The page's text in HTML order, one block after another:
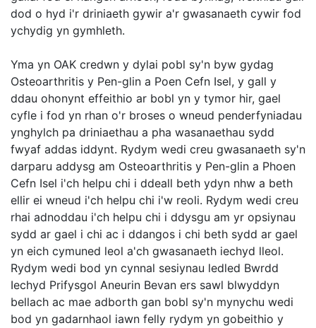
dod o hyd i'r driniaeth gywir a'r gwasanaeth cywir fod
ychydig yn gymhleth.
Yma yn OAK credwn y dylai pobl sy'n byw gydag
Osteoarthritis y Pen-glin a Poen Cefn Isel, y gall y
ddau ohonynt effeithio ar bobl yn y tymor hir, gael
cyfle i fod yn rhan o'r broses o wneud penderfyniadau
ynghylch pa driniaethau a pha wasanaethau sydd
fwyaf addas iddynt. Rydym wedi creu gwasanaeth sy'n
darparu addysg am Osteoarthritis y Pen-glin a Phoen
Cefn Isel i'ch helpu chi i ddeall beth ydyn nhw a beth
ellir ei wneud i'ch helpu chi i'w reoli. Rydym wedi creu
rhai adnoddau i'ch helpu chi i ddysgu am yr opsiynau
sydd ar gael i chi ac i ddangos i chi beth sydd ar gael
yn eich cymuned leol a'ch gwasanaeth iechyd lleol.
Rydym wedi bod yn cynnal sesiynau ledled Bwrdd
Iechyd Prifysgol Aneurin Bevan ers sawl blwyddyn
bellach ac mae adborth gan bobl sy'n mynychu wedi
bod yn gadarnhaol iawn felly rydym yn gobeithio y